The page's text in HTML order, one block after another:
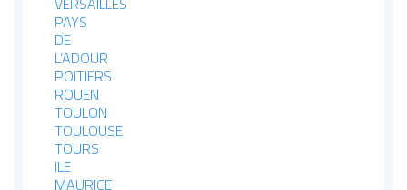
PAYS
DE
L’ADOUR
POITIERS
ROUEN
TOULON
TOULOUSE
TOURS
ILE
MAURICE